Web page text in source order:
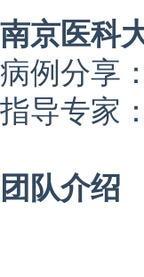
南京医科
病例分享
指导专家
团队介绍